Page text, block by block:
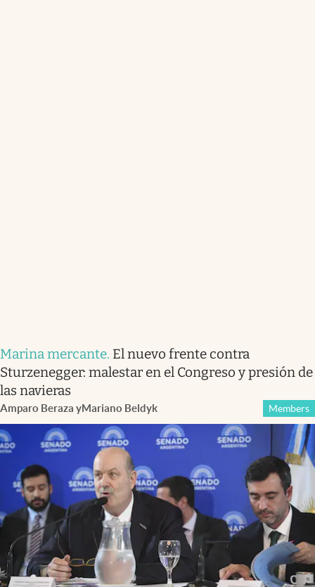
Marina mercante. El nuevo frente contra
Sturzenegger: malestar en el Congreso y presión de
las navieras
Amparo Beraza yMariano Beldyk Members